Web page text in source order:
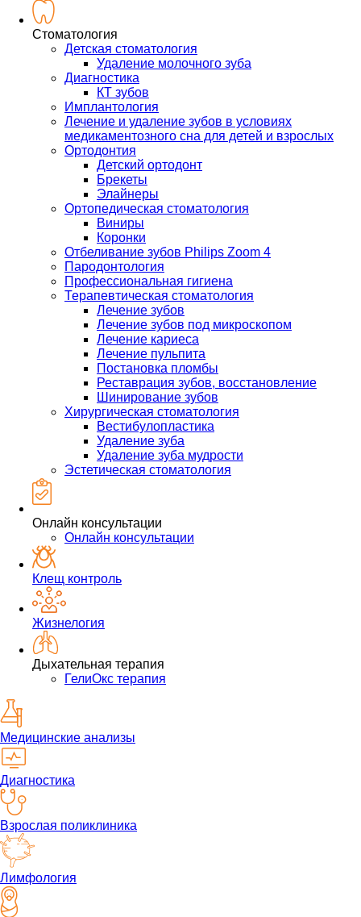
Стоматология
Детская стоматология
Удаление молочного зуба
Диагностика
КТ зубов
Имплантология
Лечение и удаление зубов в условиях
медикаментозного сна для детей и взрослых
Ортодонтия
Детский ортодонт
Брекеты
Элайнеры
Ортопедическая стоматология
Виниры
Коронки
Отбеливание зубов Philips Zoom 4
Пародонтология
Профессиональная гигиена
Терапевтическая стоматология
Лечение зубов
Лечение зубов под микроскопом
Лечение кариеса
Лечение пульпита
Постановка пломбы
Реставрация зубов, восстановление
Шинирование зубов
Хирургическая стоматология
Вестибулопластика
Удаление зуба
Удаление зуба мудрости
Эстетическая стоматология
Онлайн консультации
Онлайн консультации
Клещ контроль
Жизнелогия
Дыхательная терапия
ГелиОкс терапия
Медицинские анализы
Диагностика
Взрослая поликлиника
Лимфология